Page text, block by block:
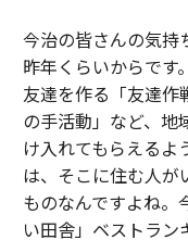
今治の皆さんの気持
昨年くらいからです
友達を作る「友達
の手活動」など、地
け入れてもらえるよ
は、そこに住む人が
ものなんですよね。
い田舎」ベストラ